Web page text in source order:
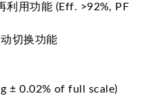
利用功能 (Eff. >92%, PF
切换功能
± 0.02% of full scale)